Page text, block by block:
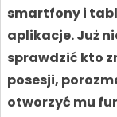
smartfony i
aplikacje. Już
sprawdzić kto
posesji,
otworzyć mu